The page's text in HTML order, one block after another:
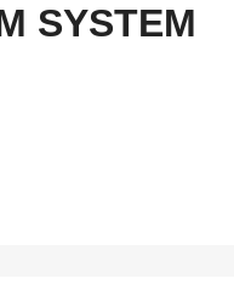
SYSTEM